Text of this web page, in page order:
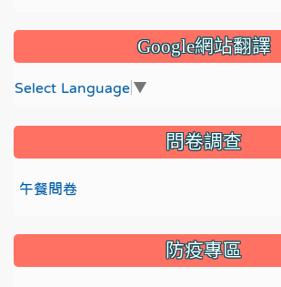
Google網站翻譯
Select Language ▼
問卷調查
午餐問卷
防疫專區